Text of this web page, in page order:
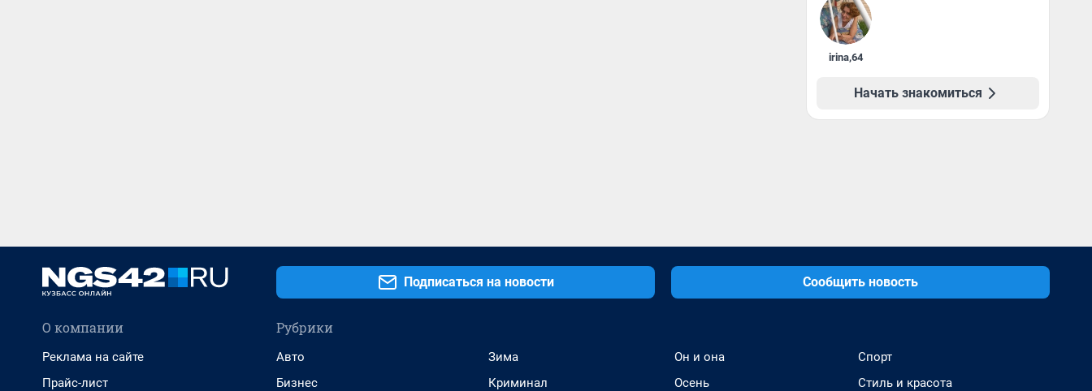
irina,64
Начать знакомиться
Подписаться на новости Сообщить новость
О компании
Реклама на сайте
Прайс-лист
Рубрики
Авто
Бизнес
Зима
Криминал
Он и она
Осень
Спорт
Стиль и красота